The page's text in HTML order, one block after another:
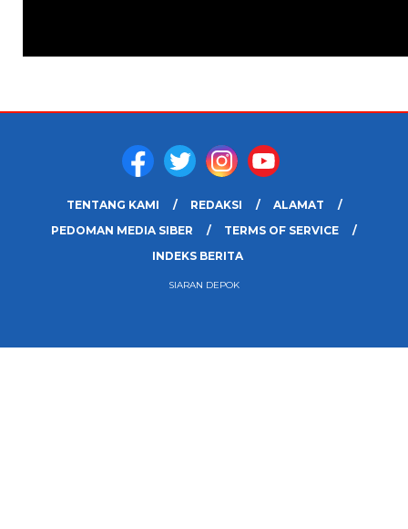
TENTANG KAMI REDAKSI
ALAMAT
PEDOMAN MEDIA SIBER
TERMS OF SERVICE
INDEKS BERITA
SIARAN DEPOK